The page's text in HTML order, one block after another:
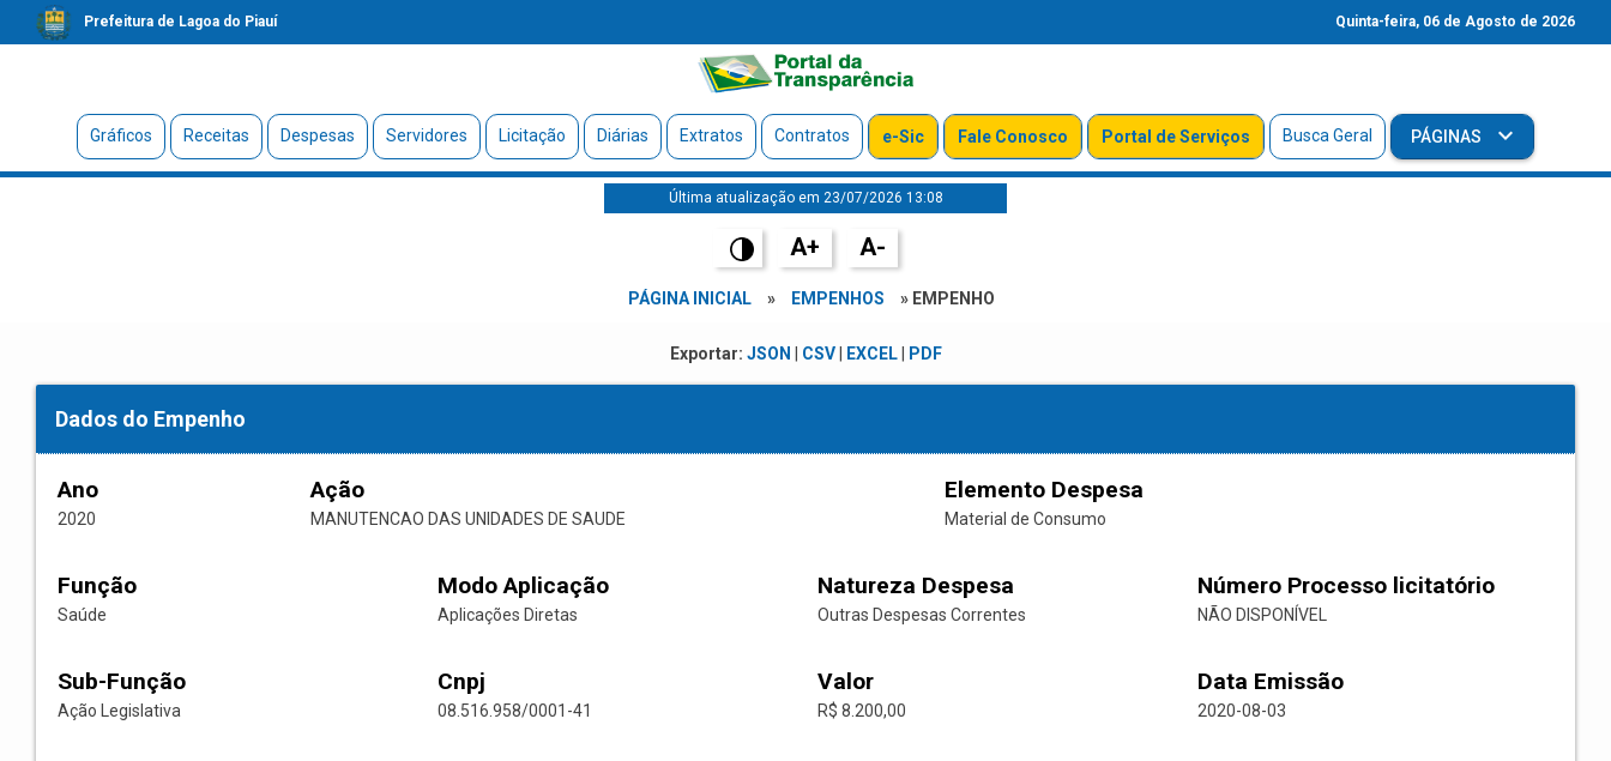
Prefeitura de Lagoa do Piauí Quinta-feira, 06 de Agosto de 2026
Gráficos Receitas Despesas Servidores Licitação Diárias Extratos Contratos e-Sic Fale Conosco Portal de Serviços Busca Geral PÁGINAS
Última atualização em 23/07/2026 13:08
A+ A-
PÁGINA INICIAL » EMPENHOS » EMPENHO
Exportar: JSON CSV| EXCEL| PDF
Dados do Empenho
Ano
2020
Ação
MANUTENCAO DAS UNIDADES DE SAUDE
Elemento Despesa
Material de Consumo
Função
Saúde
Modo Aplicação
Aplicações Diretas
Natureza Despesa
Outras Despesas Correntes
Número Processo licitatório
NÃO DISPONÍVEL
Sub-Função
Ação Legislativa
Cnpj
08.516.958/0001-41
Valor
R$ 8.200,00
Data Emissão
2020-08-03